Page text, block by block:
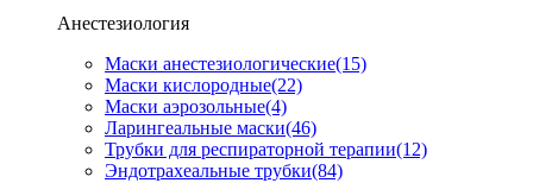
Анестезиология
Маски анестезиологические(15)
Маски кислородные(22)
Маски аэрозольные(4)
Ларингеальные маски(46)
Трубки для респираторной терапии(12)
Эндотрахеальные трубки(84)